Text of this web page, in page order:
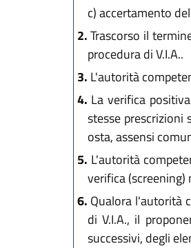
c)accertamento
2.Trascorso il
procedura di V.I.A..
3. L'autorità
4. La verifica
stesse
osta, assensi
5. L'autorità
verifica
6. Qualora l'autorità
di V.I.A., il
successivi, degli